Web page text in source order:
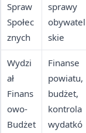
Spraw
Społec
znych
sprawy
obywatel
skie
Wydzi
ał
Finans
owo-
Budżet
Finanse
powiatu,
budżet,
kontrola
wydatkó